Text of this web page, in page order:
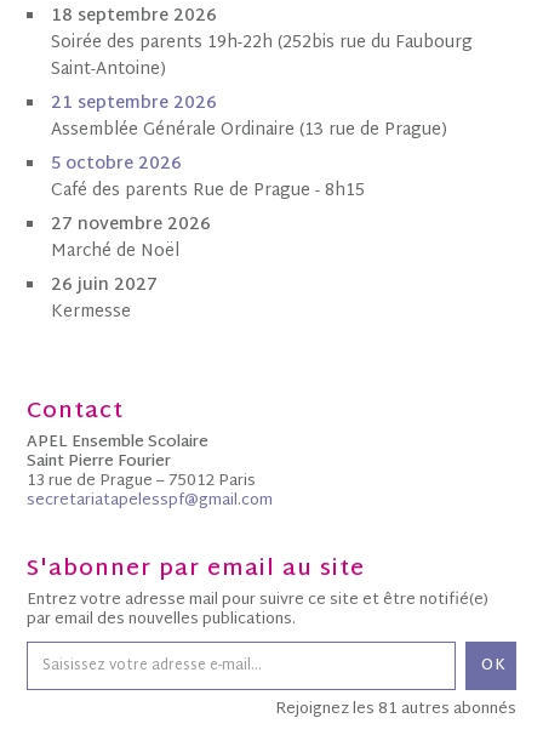
18 septembre 2026
Soirée des parents 19h-22h (252bis rue du Faubourg
Saint-Antoine)
21 septembre 2026
Assemblée Générale Ordinaire (13 rue de Prague)
5 octobre 2026
Café des parents Rue de Prague - 8h15
27 novembre 2026
Marché de Noël
26 juin 2027
Kermesse
Contact
APEL Ensemble Scolaire
Saint Pierre Fourier
13 rue de Prague – 75012 Paris
secretariatapelesspf@gmail.com
S'abonner par email au site
Entrez votre adresse mail pour suivre ce site et être notifié(e)
par email des nouvelles publications.
OK
Rejoignez les 81 autres abonnés